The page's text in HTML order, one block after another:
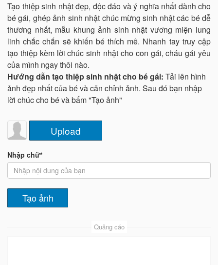
Tạo thiệp sinh nhật đẹp, độc đáo và ý nghĩa nhất dành cho
bé gái, ghép ảnh sinh nhật chúc mừng sinh nhật các bé dễ
thương nhất, mẫu khung ảnh sinh nhật vương miện lung
linh chắc chắn sẽ khiến bé thích mê. Nhanh tay truy cập
tạo thiệp kèm lời chúc sinh nhật cho con gái, cháu gái yêu
của mình ngay thôi nào.
Hướng dẫn tạo thiệp sinh nhật cho bé gái: Tải lên hình
ảnh đẹp nhất của bé và căn chỉnh ảnh. Sau đó bạn nhập
lời chúc cho bé và bấm "Tạo ảnh"
Upload
Nhập chữ*
Quảng cáo